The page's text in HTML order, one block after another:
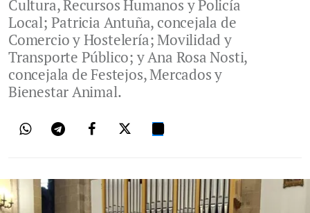
Cultura, Recursos Humanos y Policía
Local; Patricia Antuña, concejala de
Comercio y Hostelería; Movilidad y
Transporte Público; y Ana Rosa Nosti,
concejala de Festejos, Mercados y
Bienestar Animal.